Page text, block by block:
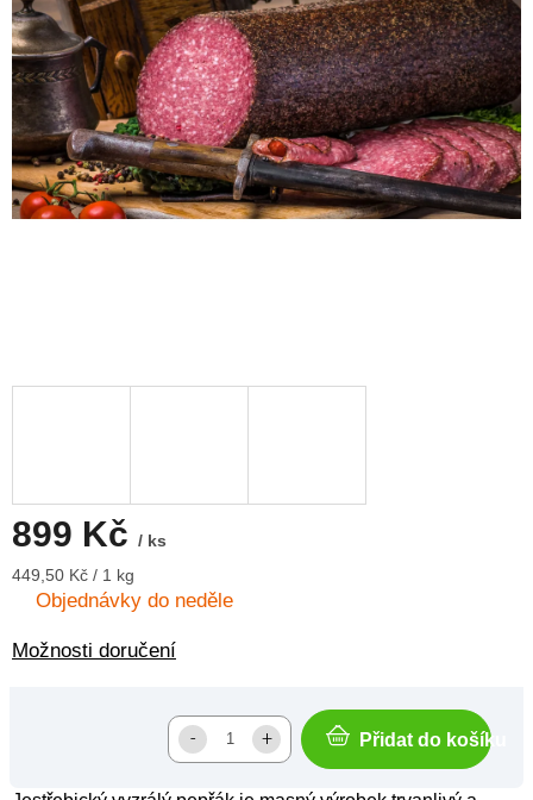
899 Kč / ks
Měrná
cena:
449,50 Kč / 1 kg
Objednávky do neděle
Možnosti doručení
Přidat do košíku